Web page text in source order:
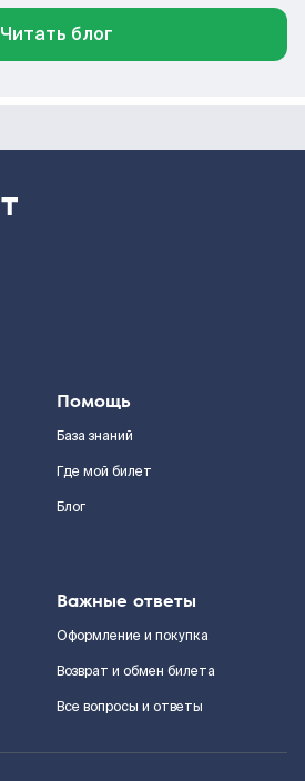
Читать блог
Помощь
База знаний
Где мой билет
Блог
Важные ответы
Оформление и покупка
Возврат и обмен билета
Все вопросы и ответы